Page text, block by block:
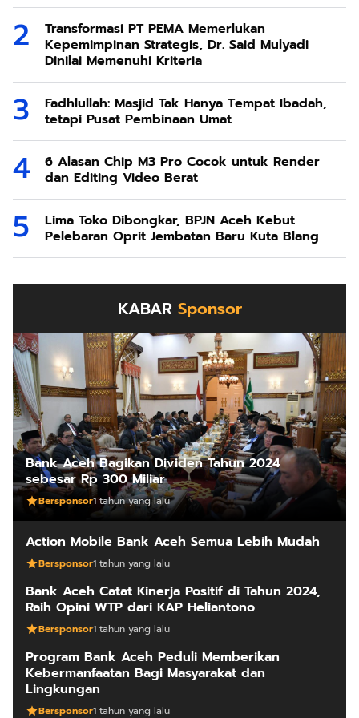
Transformasi PT PEMA Memerlukan
Kepemimpinan Strategis, Dr. Said Mulyadi
Dinilai Memenuhi Kriteria
Fadhlullah: Masjid Tak Hanya Tempat Ibadah,
tetapi Pusat Pembinaan Umat
6 Alasan Chip M3 Pro Cocok untuk Render
dan Editing Video Berat
Lima Toko Dibongkar, BPJN Aceh Kebut
Pelebaran Oprit Jembatan Baru Kuta Blang
KABAR Sponsor
Bank Aceh Bagikan Dividen Tahun 2024
sebesar Rp 300 Miliar
Bersponsor1 tahun yang lalu
Action Mobile Bank Aceh Semua Lebih Mudah
Bersponsor1 tahun yang lalu
Bank Aceh Catat Kinerja Positif di Tahun 2024,
Raih Opini WTP dari KAP Heliantono
Bersponsor1 tahun yang lalu
Program Bank Aceh Peduli Memberikan
Kebermanfaatan Bagi Masyarakat dan
Lingkungan
Bersponsor1 tahun yang lalu